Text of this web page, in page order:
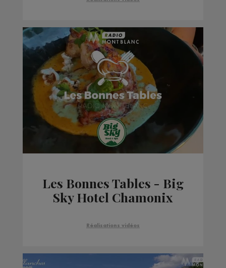
Les Bonnes Tables - Big
Sky Hotel Chamonix
Réalisations vidéos